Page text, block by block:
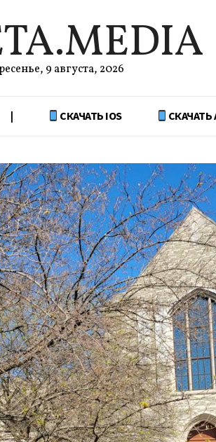
9 августа, 2026
| СКАЧАТЬ IOS СКАЧАТЬ